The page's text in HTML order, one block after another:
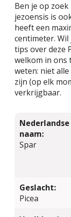
Ben je op zoek
jezoensis is
heeft een
centimeter.
tips over deze
welkom in ons
weten: niet
zijn (op elk
verkrijgbaar.
Nederlandse
naam:
Spar
Geslacht:
Picea